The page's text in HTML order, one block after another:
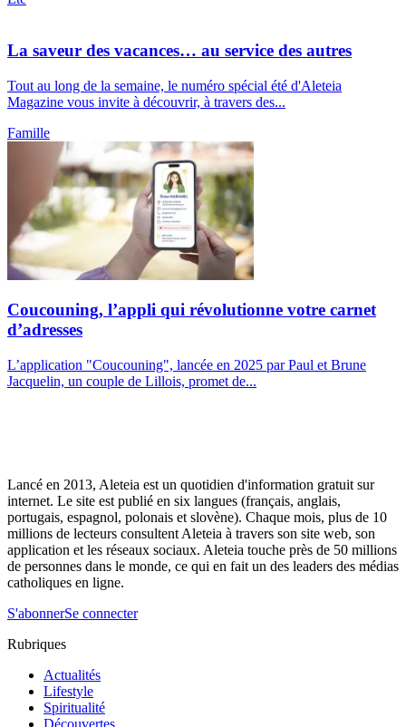
La saveur des vacances… au service des autres
Tout au long de la semaine, le numéro spécial été d'Aleteia
Magazine vous invite à découvrir, à travers des...
Famille
Coucouning, l’appli qui révolutionne votre carnet
d’adresses
L’application "Coucouning", lancée en 2025 par Paul et Brune
Jacquelin, un couple de Lillois, promet de...
Lancé en 2013, Aleteia est un quotidien d'information gratuit sur
internet. Le site est publié en six langues (français, anglais,
portugais, espagnol, polonais et slovène). Chaque mois, plus de 10
millions de lecteurs consultent Aleteia à travers son site web, son
application et les réseaux sociaux. Aleteia touche près de 50 millions
de personnes dans le monde, ce qui en fait un des leaders des médias
catholiques en ligne.
S'abonnerSe connecter
Rubriques
Actualités
Lifestyle
Spiritualité